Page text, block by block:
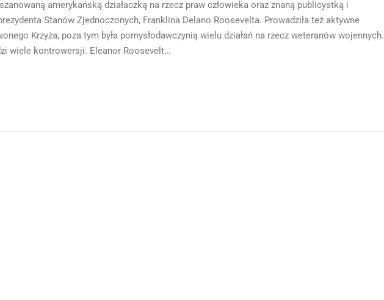
amerykańską działaczką na rzecz praw człowieka oraz znaną publicystką i
Stanów Zjednoczonych, Franklina Delano Roosevelta. Prowadziła też aktywne
Krzyża, poza tym była pomysłodawczynią wielu działań na rzecz weteranów wojennych.
wiele kontrowersji. Eleanor Roosevelt…